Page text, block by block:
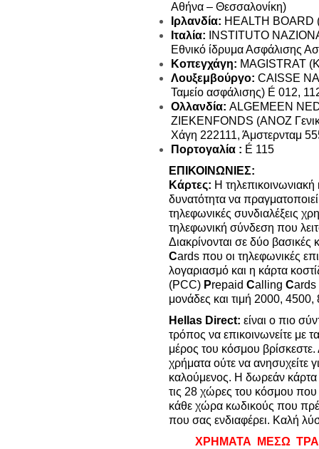
Αθήνα – Θεσσαλονίκη)
Ιρλανδία: HEALTH BOARD
Ιταλία:
INSTITUTO
Εθνικό ίδρυμα Ασφάλισης
Κοπεγχάγη: MAGISTRAT
Λουξεμβούργο: CAISSE
Ταμείο ασφάλισης) É 012,
Ολλανδία: ALGEMEEN
ZIEKENFONDS (ΑΝΟΖ
Χάγη 222111, Άμστερνταμ
Πορτογαλία : É 115
ΕΠΙΚΟΙΝΩΝΙΕΣ:
Κάρτες: Η τηλεπικοινωνιακή
δυνατότητα να πραγματοποιεί
τηλεφωνικές συνδιαλέξεις
τηλεφωνική σύνδεση που
Διακρίνονται σε δύο βασικές
Cards που οι τηλεφωνικές
λογαριασμό και η κάρτα
(PCC) Prepaid Calling Cards
μονάδες και τιμή 2000, 4500,
Hellas Direct: είναι ο πιο
τρόπος να επικοινωνείτε
μέρος του κόσμου βρίσκεστε.
χρήματα ούτε να ανησυχείτε
καλούμενος. Η δωρεάν
τις 28 χώρες του κόσμου που
κάθε χώρα κωδικούς που
που σας ενδιαφέρει. Καλή
ΧΡΗΜΑΤΑ ΜΕΣΩ